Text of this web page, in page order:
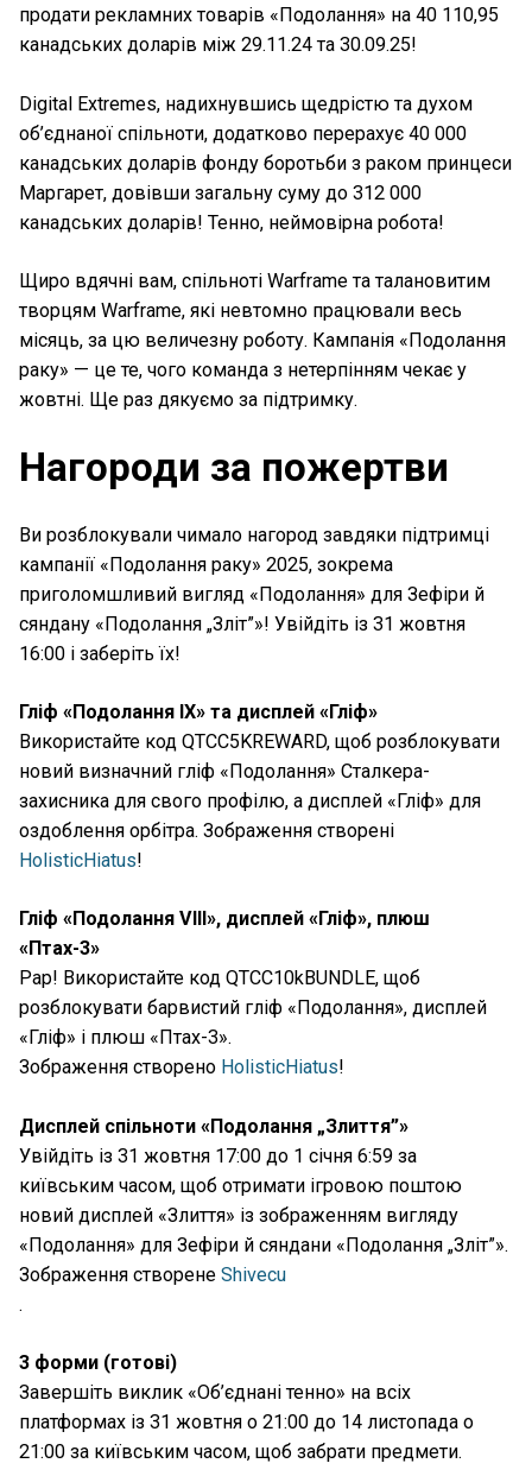
продати рекламних товарів «Подолання» на 40 110,95
канадських доларів між 29.11.24 та 30.09.25!
Digital Extremes, надихнувшись щедрістю та духом
об’єднаної спільноти, додатково перерахує 40 000
канадських доларів фонду боротьби з раком принцеси
Маргарет, довівши загальну суму до 312 000
канадських доларів! Тенно, неймовірна робота!
Щиро вдячні вам, спільноті Warframe та талановитим
творцям Warframe, які невтомно працювали весь
місяць, за цю величезну роботу. Кампанія «Подолання
раку» — це те, чого команда з нетерпінням чекає у
жовтні. Ще раз дякуємо за підтримку.
Нагороди за пожертви
Ви розблокували чимало нагород завдяки підтримці
кампанії «Подолання раку» 2025, зокрема
приголомшливий вигляд «Подолання» для Зефіри й
сяндану «Подолання „Зліт”»! Увійдіть із 31 жовтня
16:00 і заберіть їх!
Гліф «Подолання IX» та дисплей «Гліф»
Використайте код QTCC5KREWARD, щоб розблокувати
новий визначний гліф «Подолання» Сталкера-
захисника для свого профілю, а дисплей «Гліф» для
оздоблення орбітра. Зображення створені
HolisticHiatus!
Гліф «Подолання VIII», дисплей «Гліф», плюш
«Птах-3»
Рар! Використайте код QTCC10kBUNDLE, щоб
розблокувати барвистий гліф «Подолання», дисплей
«Гліф» і плюш «Птах-3».
Зображення створено HolisticHiatus!
Дисплей спільноти «Подолання „Злиття”»
Увійдіть із 31 жовтня 17:00 до 1 січня 6:59 за
київським часом, щоб отримати ігровою поштою
новий дисплей «Злиття» із зображенням вигляду
«Подолання» для Зефіри й сяндани «Подолання „Зліт”».
Зображення створене Shivecu
.
3 форми (готові)
Завершіть виклик «Об’єднані тенно» на всіх
платформах із 31 жовтня о 21:00 до 14 листопада о
21:00 за київським часом, щоб забрати предмети.